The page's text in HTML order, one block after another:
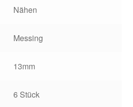
Nähen
Messing
13mm
6 Stück